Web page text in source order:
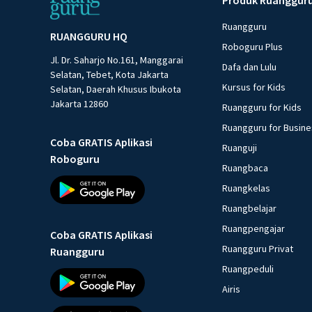
RUANGGURU HQ
Jl. Dr. Saharjo No.161, Manggarai
Selatan, Tebet, Kota Jakarta
Selatan, Daerah Khusus Ibukota
Jakarta 12860
Coba GRATIS Aplikasi
Roboguru
Coba GRATIS Aplikasi
Ruangguru
Ruangguru
Roboguru Plus
Dafa dan Lulu
Kursus for Kids
Ruangguru for Kids
Ruangguru for
Ruanguji
Ruangbaca
Ruangkelas
Ruangbelajar
Ruangpengajar
Ruangguru Privat
Ruangpeduli
Airis